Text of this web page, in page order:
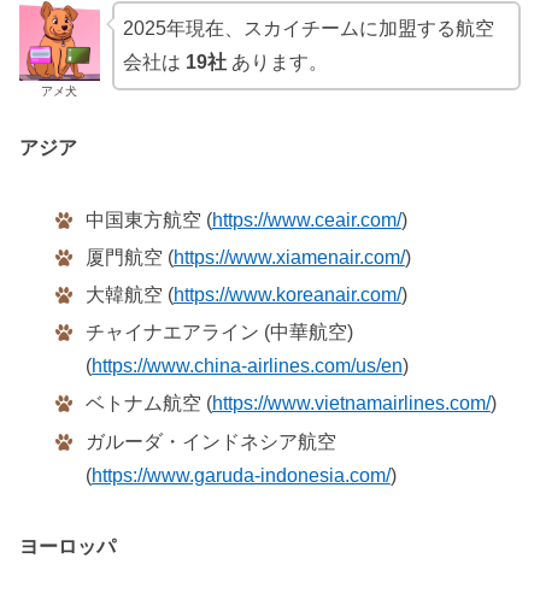
アメ犬
2025年現在、スカイチームに加盟する航空
会社は 19社あります。
アジア
中国東方航空 (https://www.ceair.com/)
厦門航空 (https://www.xiamenair.com/)
大韓航空 (https://www.koreanair.com/)
チャイナエアライン (中華航空)
(https://www.china-airlines.com/us/en)
ベトナム航空 (https://www.vietnamairlines.com/)
ガルーダ・インドネシア航空
(https://www.garuda-indonesia.com/)
ヨーロッパ